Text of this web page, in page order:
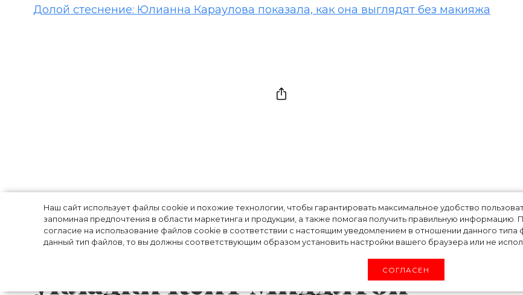
Наш сайт использует файлы cookie и похожие технологии, чтобы гарантировать максимальное удобство
запоминая предпочтения в области маркетинга и продукции, а также помогая получить правильную
согласие на использование файлов cookie в соответствии с настоящим уведомлением в отношении данного
данный тип файлов, то вы должны соответствующим образом установить настройки вашего браузера или не
СОГЛАСЕН
Долой стеснение: Юлианна Караулова показала, как она выглядят без макияжа
13 расчесок, 2 фена и другой
бьюти-арсенал: в чем секрет
укладки Кейт Миддлтон